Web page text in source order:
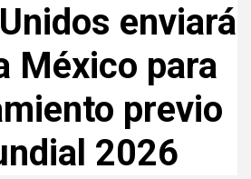
enviará
México para
previo
2026